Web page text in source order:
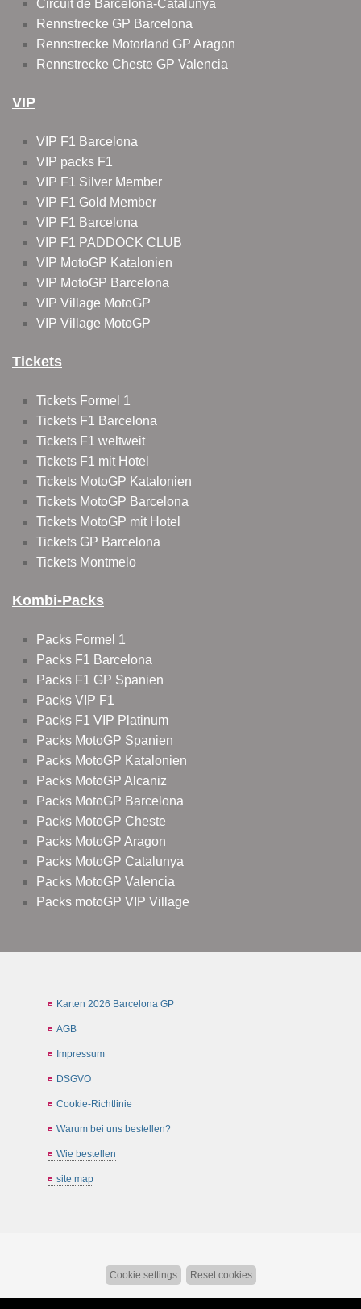
Circuit de Barcelona-Catalunya
Rennstrecke GP Barcelona
Rennstrecke Motorland GP Aragon
Rennstrecke Cheste GP Valencia
VIP
VIP F1 Barcelona
VIP packs F1
VIP F1 Silver Member
VIP F1 Gold Member
VIP F1 Barcelona
VIP F1 PADDOCK CLUB
VIP MotoGP Katalonien
VIP MotoGP Barcelona
VIP Village MotoGP
VIP Village MotoGP
Tickets
Tickets Formel 1
Tickets F1 Barcelona
Tickets F1 weltweit
Tickets F1 mit Hotel
Tickets MotoGP Katalonien
Tickets MotoGP Barcelona
Tickets MotoGP mit Hotel
Tickets GP Barcelona
Tickets Montmelo
Kombi-Packs
Packs Formel 1
Packs F1 Barcelona
Packs F1 GP Spanien
Packs VIP F1
Packs F1 VIP Platinum
Packs MotoGP Spanien
Packs MotoGP Katalonien
Packs MotoGP Alcaniz
Packs MotoGP Barcelona
Packs MotoGP Cheste
Packs MotoGP Aragon
Packs MotoGP Catalunya
Packs MotoGP Valencia
Packs motoGP VIP Village
Karten 2026 Barcelona GP
AGB
Impressum
DSGVO
Cookie-Richtlinie
Warum bei uns bestellen?
Wie bestellen
site map
Cookie settings Reset cookies